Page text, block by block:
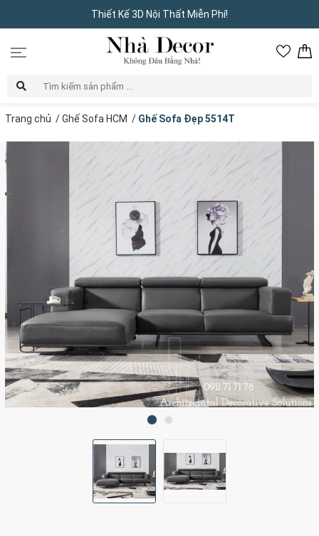
Thiết Kế 3D Nội Thất Miễn Phí!
Trang chủ /Ghế Sofa HCM / Ghế Sofa Đẹp 5514T